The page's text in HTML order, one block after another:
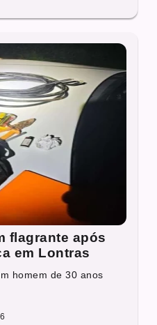
flagrante após
em Lontras
homem de 30 anos